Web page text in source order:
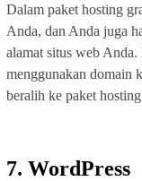
Dalam paket hosting
Anda, dan Anda juga
alamat situs web
menggunakan domain
beralih ke paket
7. WordPress